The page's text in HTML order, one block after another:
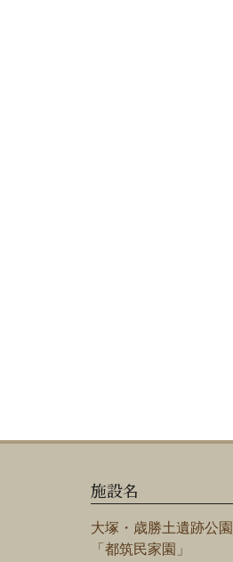
施設名
大塚・歳勝土遺跡公
「都筑民家園」